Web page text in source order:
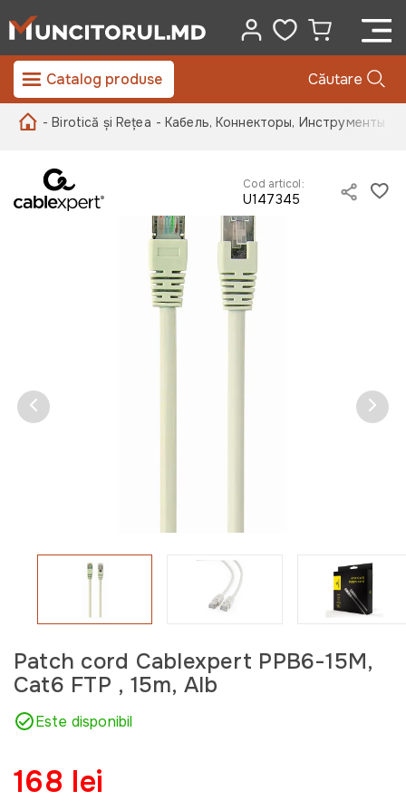
Catalog produse Căutare
- Birotică și Rețea - Кабель, Коннекторы, Инструменты
Cod articol:
U147345
Patch cord Cablexpert PPB6-15M,
Cat6 FTP , 15m, Alb
Este disponibil
168 lei